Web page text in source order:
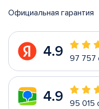
Официальная гарантия
4.9 97 757
4.9 95 015